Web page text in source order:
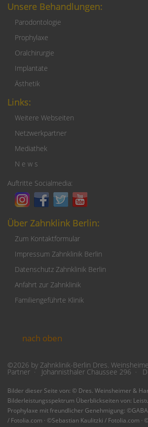
Unsere Behandlungen:
Parodontologie
Prophylaxe
Oralchirurgie
Implantate
Ästhetik
Links:
Weitere Webseiten
Netzwerkpartner
Mediathek
N e w s
Auftritte Socialmedia:
Über Zahnklink Berlin:
Zum Kontaktformular
Impressum Zahnklinik Berlin
Datenschutz Zahnklinik Berlin
Anfahrt zur Zahnklinik
Familiengeführte Klinik
nach oben
©2026 by Zahnklinik-Berlin Dres.
Partner · Johannisthaler Chaussee 296 ·
Bilder dieser Seite von: © Dres. Weinsheimer &
Bilderleistungsspektrum Überblickseiten von:
Prophylaxe mit freundlicher Genehmigung:
/ Fotolia.com · ©Sebastian Kaulitzki / Fotolia.com ·